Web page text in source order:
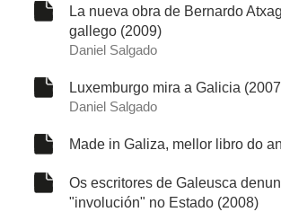
La nueva obra de Bernardo
gallego (2009)
Daniel Salgado
Luxemburgo mira a Galicia
Daniel Salgado
Made in Galiza, mellor libro do
Os escritores de Galeusca
"involución" no Estado (2008)